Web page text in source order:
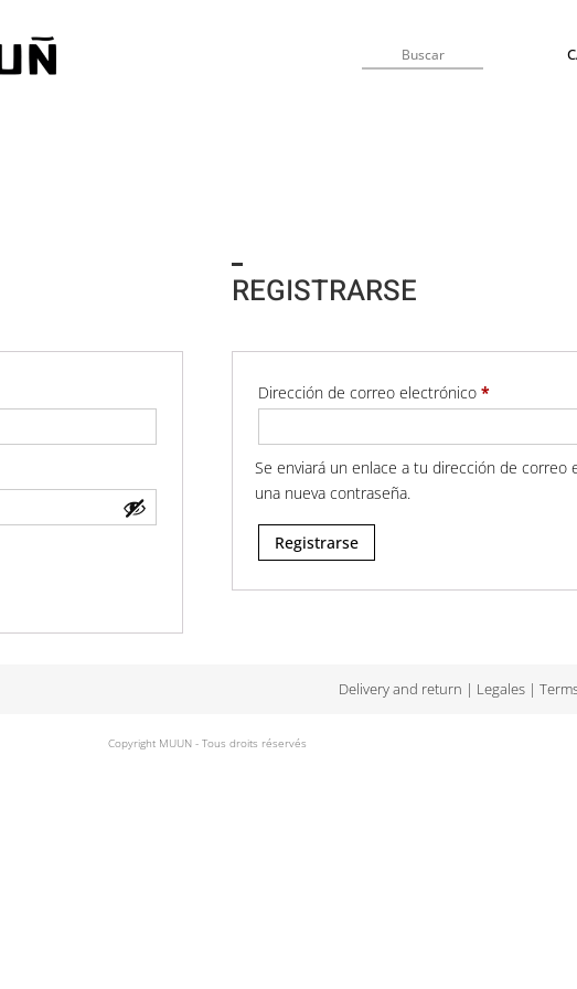
REGISTRARSE
Dirección de correo electrónico *Obligatorio
Se enviará un enlace a tu dirección de correo
una nueva contraseña.
Registrarse
Delivery and return | Legales|
Copyright MUUN - Tous droits réservés